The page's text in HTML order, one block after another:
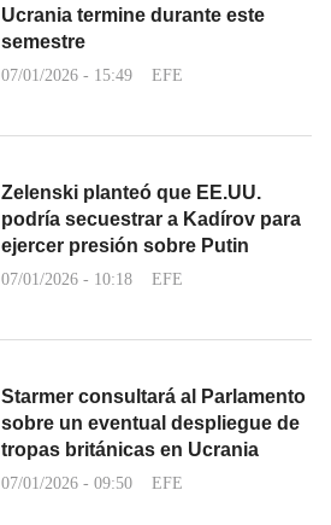
Ucrania termine durante este
semestre
07/01/2026 - 15:49 EFE
Zelenski planteó que EE.UU.
podría secuestrar a Kadírov para
ejercer presión sobre Putin
07/01/2026 - 10:18 EFE
Starmer consultará al Parlamento
sobre un eventual despliegue de
tropas británicas en Ucrania
07/01/2026 - 09:50 EFE